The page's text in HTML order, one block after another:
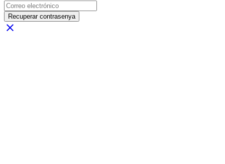
Recuperar contrasenya
close